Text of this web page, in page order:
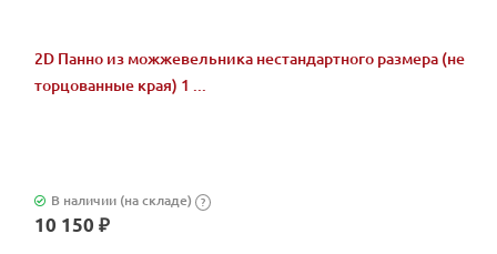
2D Панно из можжевельника нестандартного размера (не
торцованные края) 1 ...
В наличии (на складе) ?
10 150 ₽